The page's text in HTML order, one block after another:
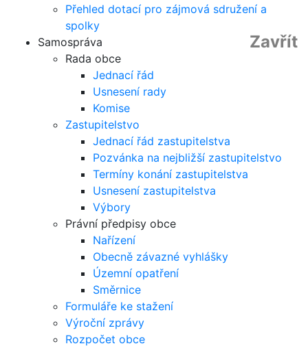
Přehled dotací pro zájmová sdružení a
spolky
Zavřít
Samospráva
Rada obce
Jednací řád
Usnesení rady
Komise
Zastupitelstvo
Jednací řád zastupitelstva
Pozvánka na nejbližší zastupitelstvo
Termíny konání zastupitelstva
Usnesení zastupitelstva
Výbory
Právní předpisy obce
Nařízení
Obecně závazné vyhlášky
Územní opatření
Směrnice
Formuláře ke stažení
Výroční zprávy
Rozpočet obce